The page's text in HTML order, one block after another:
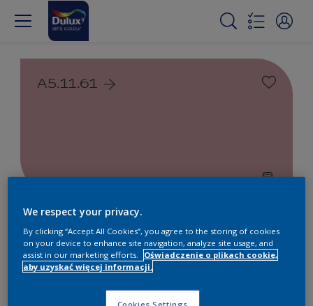
A5.11.61
Farby białe i kolorowe do
wnętrz i na zewnątrz
1Produkty znalezione
We respect your privacy.
By clicking “Accept All Cookies”, you agree to the storing of cookies
on your device to enhance site navigation, analyze site usage, and
assist in our marketing efforts.
Oświadczenie o plikach cookie,
aby uzyskać więcej informacji.
Cookies Settings